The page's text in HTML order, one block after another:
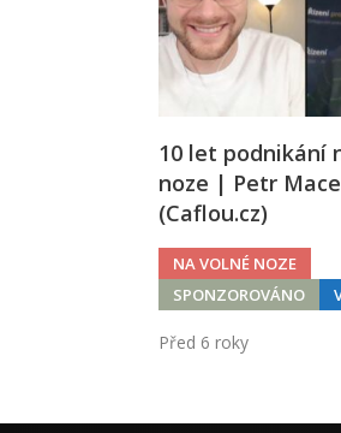
10 let podnikání
noze | Petr
(Caflou.cz)
NA VOLNÉ NOZE
SPONZOROVÁNO
Před 6 roky